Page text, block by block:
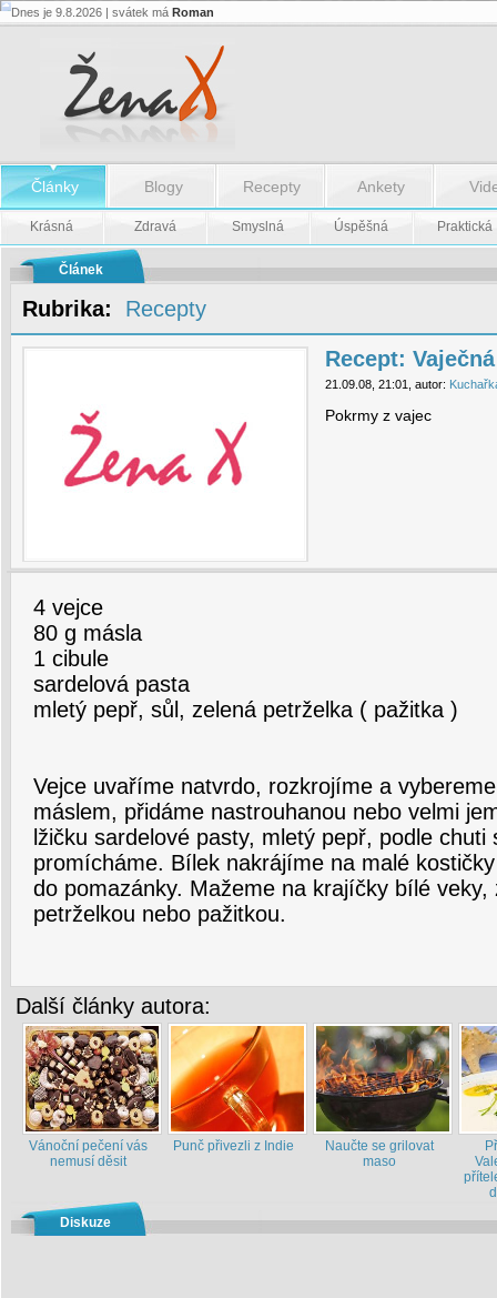
Recept:
pomazánka
Dnes je 9.8.2026 | svátek má Roman
Články Blogy Recepty Ankety
Krásná Zdravá Smyslná Úspěšná Praktická
Článek
Rubrika: Recepty
Recept:
21.09.08, 21:01, autor:
Pokrmy z vajec
4 vejce
80 g másla
1 cibule
sardelová pasta
mletý pepř, sůl, zelená petrželka ( pažitka )
Vejce uvaříme natvrdo, rozkrojíme a
máslem, přidáme nastrouhanou nebo velmi
lžičku sardelové pasty, mletý pepř, podle chuti
promícháme. Bílek nakrájíme na malé
do pomazánky. Mažeme na krajíčky bílé veky,
petrželkou nebo pažitkou.
Další články autora:
Vánoční pečení vás
nemusí děsit
Punč přivezli z Indie
Naučte se grilovat
maso
Diskuze